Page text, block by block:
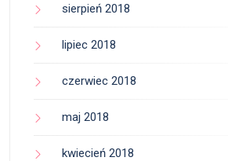
sierpień 2018
lipiec 2018
czerwiec 2018
maj 2018
kwiecień 2018